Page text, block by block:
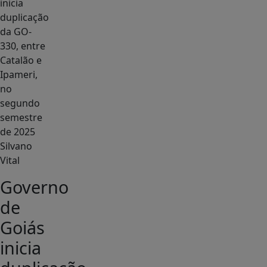
Silvano
Vital
Governo
de
Goiás
inicia